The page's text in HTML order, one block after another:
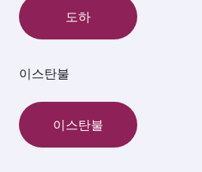
도하
이스탄불
이스탄불